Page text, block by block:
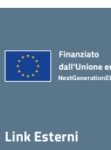
Link Esterni